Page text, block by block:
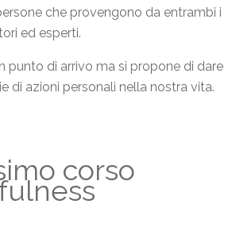
che provengono da entrambi i
ed esperti.
punto di arrivo ma si propone di dare
di azioni personali nella nostra vita.
corso